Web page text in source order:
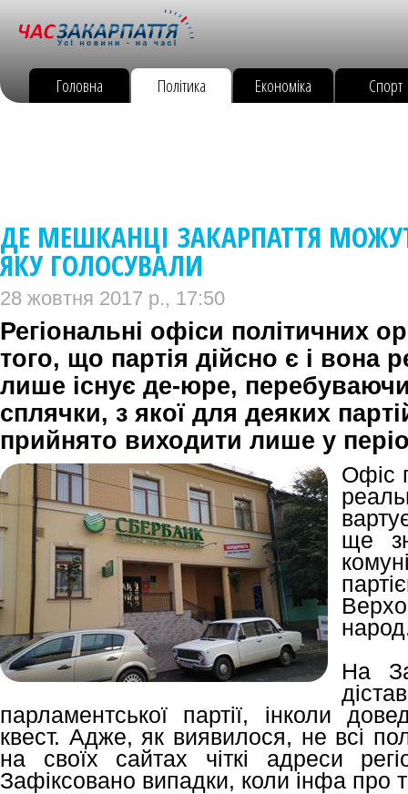
Головна Політика Економіка Спорт
ДЕ МЕШКАНЦІ ЗАКАРПАТТЯ
ЯКУ ГОЛОСУВАЛИ
28 жовтня 2017 р., 17:50
Регіональні офіси політичних
того, що партія дійсно є і вона
лише існує де-юре, перебуваючи
сплячки, з якої для деяких
прийнято виходити лише у
Офіс
ще
На
парламентської партії, інколи
квест. Адже, як виявилося, не всі
на своїх сайтах чіткі адреси
Зафіксовано випадки, коли інфа про